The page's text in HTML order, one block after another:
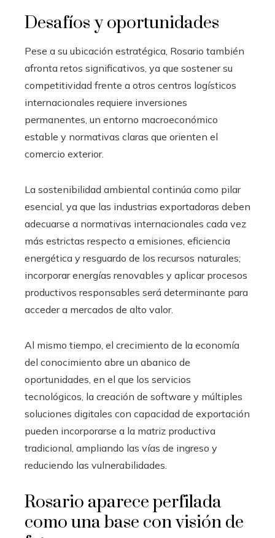
Desafíos y oportunidades
Pese a su ubicación estratégica, Rosario también
afronta retos significativos, ya que sostener su
competitividad frente a otros centros logísticos
internacionales requiere inversiones
permanentes, un entorno macroeconómico
estable y normativas claras que orienten el
comercio exterior.
La sostenibilidad ambiental continúa como pilar
esencial, ya que las industrias exportadoras deben
adecuarse a normativas internacionales cada vez
más estrictas respecto a emisiones, eficiencia
energética y resguardo de los recursos naturales;
incorporar energías renovables y aplicar procesos
productivos responsables será determinante para
acceder a mercados de alto valor.
Al mismo tiempo, el crecimiento de la economía
del conocimiento abre un abanico de
oportunidades, en el que los servicios
tecnológicos, la creación de software y múltiples
soluciones digitales con capacidad de exportación
pueden incorporarse a la matriz productiva
tradicional, ampliando las vías de ingreso y
reduciendo las vulnerabilidades.
Rosario aparece perfilada
como una base con visión de